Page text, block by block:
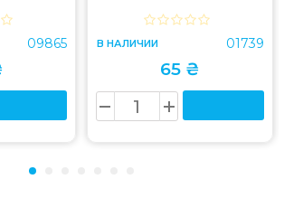
09865 В НАЛИЧИИ 01739
65 ₴